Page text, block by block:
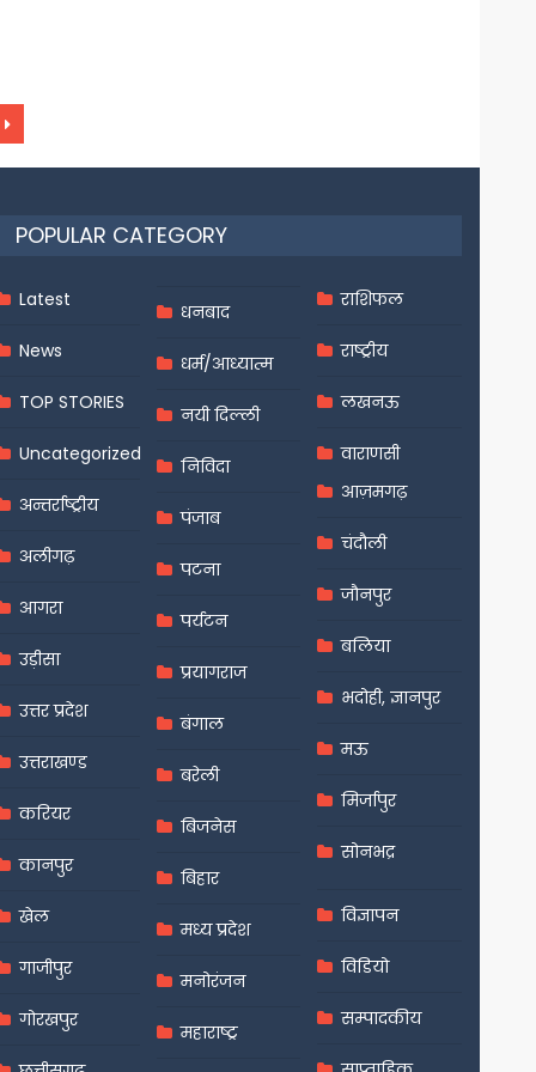
POPULAR CATEGORY
Latest
News
TOP STORIES
Uncategorized
अन्तर्राष्ट्रीय
अलीगढ़
आगरा
उड़ीसा
उत्तर प्रदेश
उत्तराखण्ड
करियर
कानपुर
खेल
गाजीपुर
गोरखपुर
धनबाद
धर्म/आध्यात्म
नयी दिल्ली
निविदा
पंजाब
पटना
पर्यटन
प्रयागराज
बंगाल
बरेली
बिजनेस
बिहार
मध्य प्रदेश
मनोरंजन
महाराष्ट्र
राशिफल
राष्ट्रीय
लखनऊ
वाराणसी
आज़मगढ़
चंदौली
जौनपुर
बलिया
भदोही, ज्ञानपुर
मऊ
मिर्जापुर
सोनभद्र
विज्ञापन
विडियो
सम्पादकीय